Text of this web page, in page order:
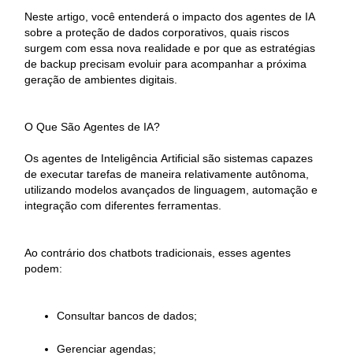
Neste artigo, você entenderá o impacto dos agentes de IA
sobre a proteção de dados corporativos, quais riscos
surgem com essa nova realidade e por que as estratégias
de backup precisam evoluir para acompanhar a próxima
geração de ambientes digitais.
O Que São Agentes de IA?
Os agentes de Inteligência Artificial são sistemas capazes
de executar tarefas de maneira relativamente autônoma,
utilizando modelos avançados de linguagem, automação e
integração com diferentes ferramentas.
Ao contrário dos chatbots tradicionais, esses agentes
podem:
Consultar bancos de dados;
Gerenciar agendas;